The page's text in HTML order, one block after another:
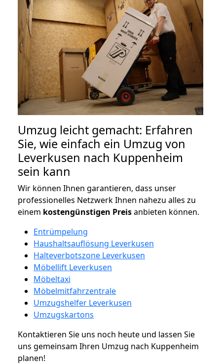
Umzug leicht gemacht: Erfahren
Sie, wie einfach ein Umzug von
Leverkusen nach Kuppenheim
sein kann
Wir können Ihnen garantieren, dass unser
professionelles Netzwerk Ihnen nahezu alles zu
einem kostengünstigen Preisanbieten können.
Entrümpelung
Haushaltsauflösung Leverkusen
Halteverbotszone Leverkusen
Möbellift Leverkusen
Möbeltaxi
Möbelmitfahrzentrale
Umzugshelfer Leverkusen
Umzugskartons
Kontaktieren Sie uns noch heute und lassen Sie
uns gemeinsam Ihren Umzug nach Kuppenheim
planen!